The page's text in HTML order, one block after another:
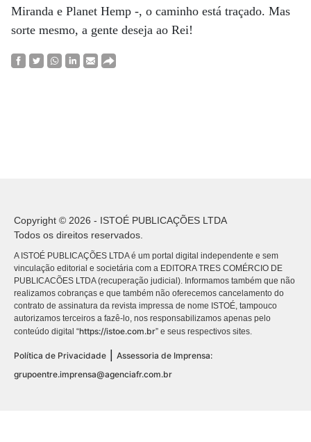
Miranda e Planet Hemp -, o caminho está traçado. Mas
sorte mesmo, a gente deseja ao Rei!
Copyright © 2026 - ISTOÉ PUBLICAÇÕES LTDA
Todos os direitos reservados.
A ISTOÉ PUBLICAÇÕES LTDA é um portal digital independente e sem
vinculação editorial e societária com a EDITORA TRES COMÉRCIO DE
PUBLICACÕES LTDA (recuperação judicial). Informamos também que não
realizamos cobranças e que também não oferecemos cancelamento do
contrato de assinatura da revista impressa de nome ISTOÉ, tampouco
autorizamos terceiros a fazê-lo, nos responsabilizamos apenas pelo
conteúdo digital “https://istoe.com.br” e seus respectivos sites.
Política de Privacidade
Assessoria de Imprensa:
grupoentre.imprensa@agenciafr.com.br